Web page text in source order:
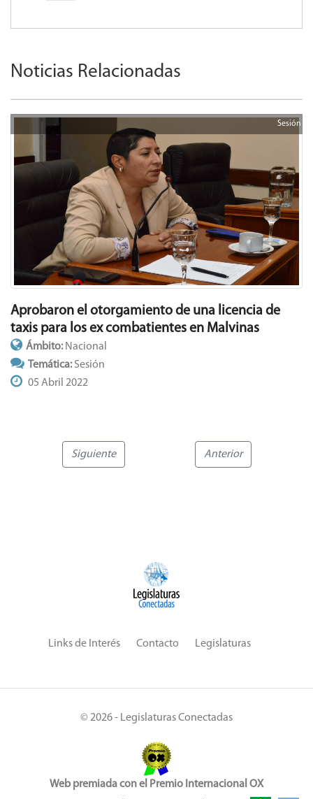
Noticias Relacionadas
Sesión
Aprobaron el otorgamiento de una licencia de
taxis para los ex combatientes en Malvinas
Ámbito: Nacional
Temática:Sesión
05 Abril 2022
Siguiente Anterior
Links de Interés Contacto Legislaturas
© 2026 - Legislaturas Conectadas
Web premiada con el Premio Internacional OX